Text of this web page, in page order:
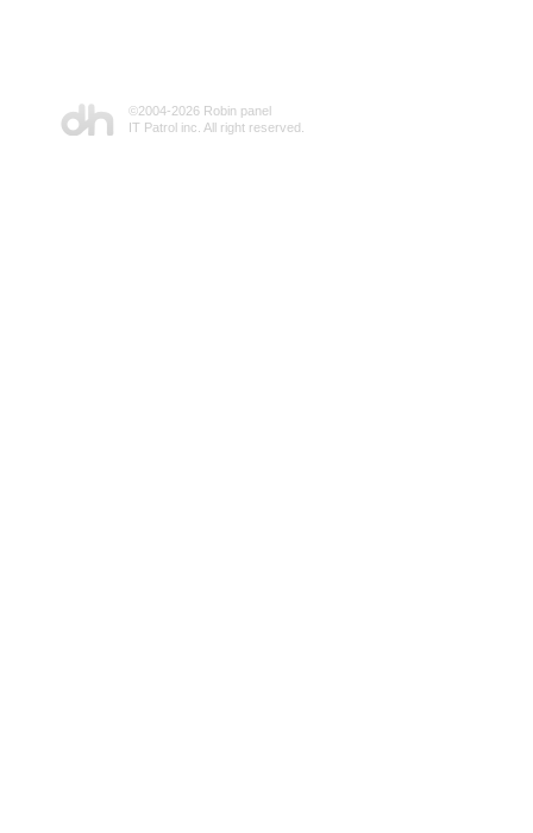
©2004-2026 Robin panel
IT Patrol inc. All right reserved.